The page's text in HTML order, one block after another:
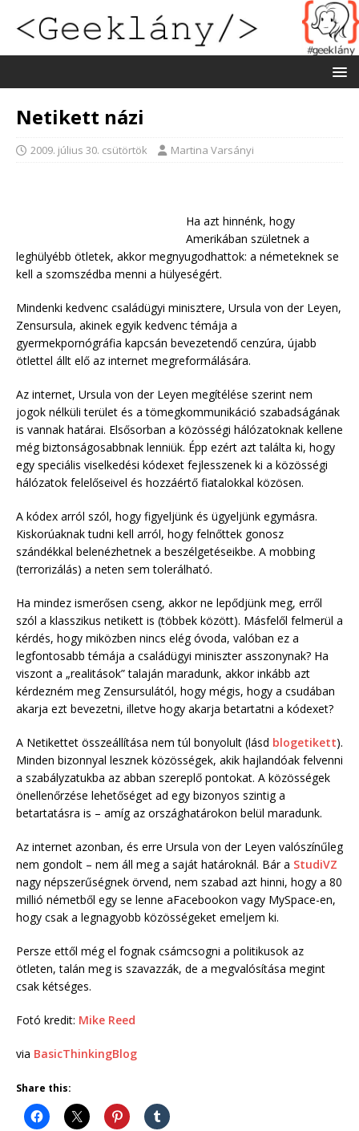
Netikett názi
2009. július 30. csütörtök Martina Varsányi
Ha azt hinnénk, hogy
Amerikában születnek a
leghülyébb ötletek, akkor megnyugodhattok: a németeknek se
kell a szomszédba menni a hülyeségért.
Mindenki kedvenc családügyi minisztere, Ursula von der Leyen,
Zensursula, akinek egyik kedvenc témája a
gyermekpornógráfia kapcsán bevezetendő cenzúra, újabb
ötlettel állt elő az internet megreformálására.
Az internet, Ursula von der Leyen megítélése szerint nem
jogok nélküli terület és a tömegkommunikáció szabadságának
is vannak határai. Elsősorban a közösségi hálózatoknak kellene
még biztonságosabbnak lenniük. Épp ezért azt találta ki, hogy
egy speciális viselkedési kódexet fejlesszenek ki a közösségi
hálózatok felelőseivel és hozzáértő fiatalokkal közösen.
A kódex arról szól, hogy figyeljünk és ügyeljünk egymásra.
Kiskorúaknak tudni kell arról, hogy felnőttek gonosz
szándékkal belenézhetnek a beszélgetéseikbe. A mobbing
(terrorizálás) a neten sem tolerálható.
Ha mindez ismerősen cseng, akkor ne lepődjünk meg, erről
szól a klasszikus netikett is (többek között). Másfelől felmerül a
kérdés, hogy miközben nincs elég óvoda, valóban ez a
legfontosabb témája a családügyi miniszter asszonynak? Ha
viszont a „realitások” talaján maradunk, akkor inkább azt
kérdezném meg Zensursulától, hogy mégis, hogy a csudában
akarja ezt bevezetni, illetve hogy akarja betartatni a kódexet?
A Netikettet összeállítása nem túl bonyolult (lásd blogetikett).
Minden bizonnyal lesznek közösségek, akik hajlandóak felvenni
a szabályzatukba az abban szereplő pontokat. A közösségek
önellenőrzése lehetőséget ad egy bizonyos szintig a
betartatásra is – amíg az országhatárokon belül maradunk.
Az internet azonban, és erre Ursula von der Leyen valószínűleg
nem gondolt – nem áll meg a saját határoknál. Bár a StudiVZ
nagy népszerűségnek örvend, nem szabad azt hinni, hogy a 80
millió németből egy se lenne aFacebookon vagy MySpace-en,
hogy csak a legnagyobb közösségeket emeljem ki.
Persze ettől még el fognak csámcsogni a politikusok az
ötleten, talán meg is szavazzák, de a megvalósítása megint
csak kétséges.
Fotó kredit: Mike Reed
via BasicThinkingBlog
Share this: